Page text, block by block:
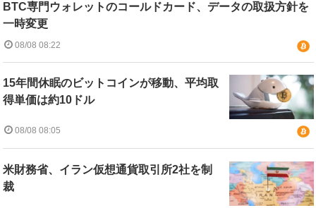
BTC専門ウォレットのコールドカード、データの取扱方針を
一時変更
08/08 08:22
15年間休眠のビットコインが移動、平均取
得単価は約10ドル
08/08 08:05
米財務省、イラン仮想通貨取引所2社を制
裁